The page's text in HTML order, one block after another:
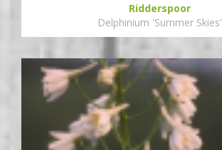
Ridderspoor
Delphinium 'Summer Skies'